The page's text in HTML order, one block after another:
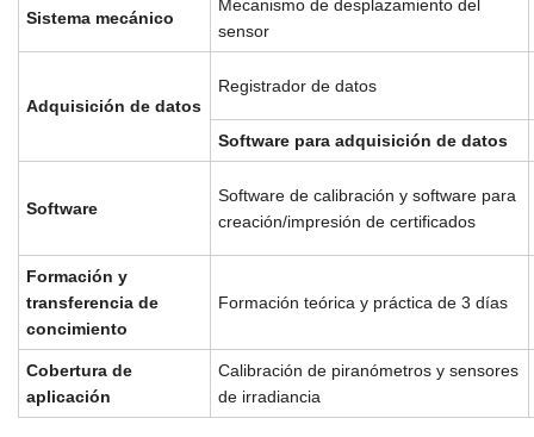
Sistema mecánico
Mecanismo de desplazamiento del
sensor
Adquisición de datos
Registrador de datos
Software para adquisición de datos
Software
Software de calibración y software para
creación/impresión de certificados
Formación y
transferencia de
concimiento
Formación teórica y práctica de 3 días
Cobertura de
aplicación
Calibración de piranómetros y sensores
de irradiancia